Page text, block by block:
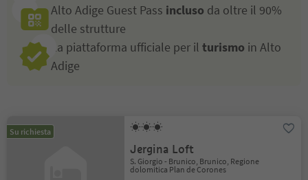
Alto Adige Guest Pass incluso da oltre il 90%
delle strutture
La piattaforma ufficiale per il turismo in Alto
Adige
Su richiesta
Jergina Loft
S. Giorgio - Brunico, Brunico, Regione
dolomitica Plan de Corones